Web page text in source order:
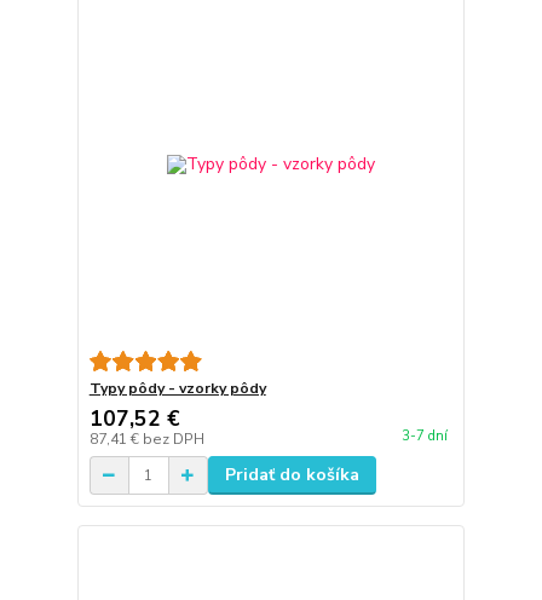
Typy pôdy - vzorky pôdy
107,52 €
87,41 € bez DPH 3-7 dní
Pridať do košíka